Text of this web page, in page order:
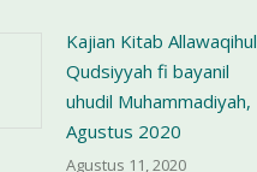
Kajian Kitab Allawaqihul
Qudsiyyah fi bayanil
uhudil Muhammadiyah,
Agustus 2020
Agustus 11, 2020